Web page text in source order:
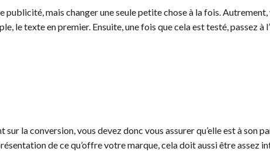
mais changer une seule petite chose à la fois. Autrement,
texte en premier. Ensuite, une fois que cela est testé, passez à
la conversion, vous devez donc vous assurer qu’elle est à son
de ce qu’offre votre marque, cela doit aussi être assez